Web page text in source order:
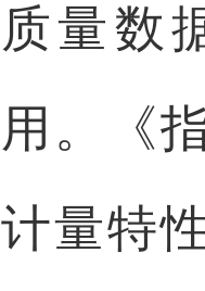
质量数
用。《
计量特